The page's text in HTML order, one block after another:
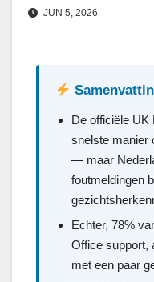
JUN 5, 2026
De officiële UK
snelste manier
— maar
foutmeldingen
Echter, 78%
Office support,
met een paar